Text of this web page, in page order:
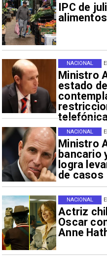
IPC de
Ministro
estado
NACIONAL
Ministro
bancario
logra
de casos
NACIONAL
Actriz
Oscar
Anne
NACIONAL